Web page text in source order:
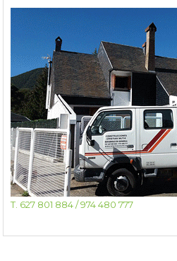
T. 627 801 884 / 974 480 777